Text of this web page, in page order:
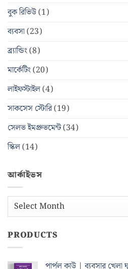
বুক রিভিউ(1)
ব্যবসা(23)
ব্র্যান্ডিং(8)
মার্কেটিং(20)
লাইফস্টাইল(4)
সাকসেস স্টোরি(19)
সেলভ ইমপ্রুভমেন্ট(34)
স্কিল(14)
আর্কাইভস
আর্কাইভস
PRODUCTS
পার্পল কাউ | ব্যবসার খেলা